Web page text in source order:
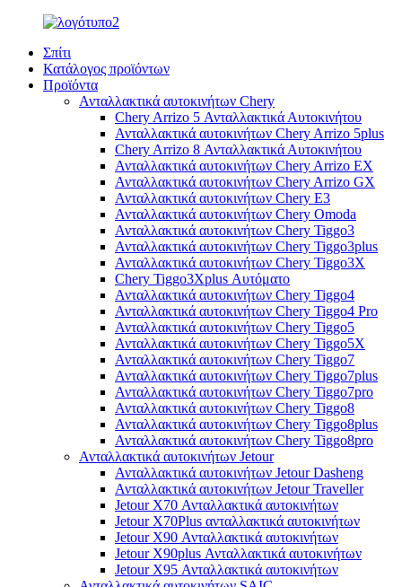
Σπίτι
Κατάλογος προϊόντων
Προϊόντα
Ανταλλακτικά αυτοκινήτων Chery
Chery Arrizo 5 Ανταλλακτικά Αυτοκινήτου
Ανταλλακτικά αυτοκινήτων Chery Arrizo 5plus
Chery Arrizo 8 Ανταλλακτικά Αυτοκινήτου
Ανταλλακτικά αυτοκινήτων Chery Arrizo EX
Ανταλλακτικά αυτοκινήτων Chery Arrizo GX
Ανταλλακτικά αυτοκινήτων Chery E3
Ανταλλακτικά αυτοκινήτων Chery Omoda
Ανταλλακτικά αυτοκινήτων Chery Tiggo3
Ανταλλακτικά αυτοκινήτων Chery Tiggo3plus
Ανταλλακτικά αυτοκινήτων Chery Tiggo3X
Chery Tiggo3Xplus Αυτόματο
Ανταλλακτικά αυτοκινήτων Chery Tiggo4
Ανταλλακτικά αυτοκινήτων Chery Tiggo4 Pro
Ανταλλακτικά αυτοκινήτων Chery Tiggo5
Ανταλλακτικά αυτοκινήτων Chery Tiggo5X
Ανταλλακτικά αυτοκινήτων Chery Tiggo7
Ανταλλακτικά αυτοκινήτων Chery Tiggo7plus
Ανταλλακτικά αυτοκινήτων Chery Tiggo7pro
Ανταλλακτικά αυτοκινήτων Chery Tiggo8
Ανταλλακτικά αυτοκινήτων Chery Tiggo8plus
Ανταλλακτικά αυτοκινήτων Chery Tiggo8pro
Ανταλλακτικά αυτοκινήτων Jetour
Ανταλλακτικά αυτοκινήτων Jetour Dasheng
Ανταλλακτικά αυτοκινήτων Jetour Traveller
Jetour X70 Ανταλλακτικά αυτοκινήτων
Jetour X70Plus ανταλλακτικά αυτοκινήτων
Jetour X90 Ανταλλακτικά αυτοκινήτων
Jetour X90plus Ανταλλακτικά αυτοκινήτων
Jetour X95 Ανταλλακτικά αυτοκινήτων